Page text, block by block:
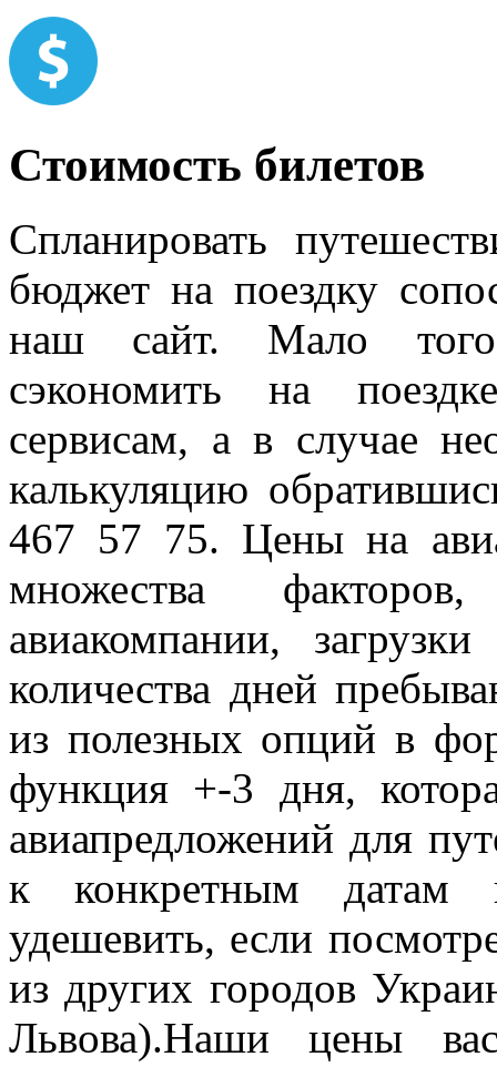
Стоимость билетов
Спланировать
бюджет на поездку
наш сайт. Мало
сэкономить на
сервисам, а в случае
калькуляцию
467 57 75. Цены на
множества
авиакомпании,
количества дней
из полезных опций в
функция +-3 дня,
авиапредложений для
к конкретным датам
удешевить, если
из других городов
Львова).Наши цены